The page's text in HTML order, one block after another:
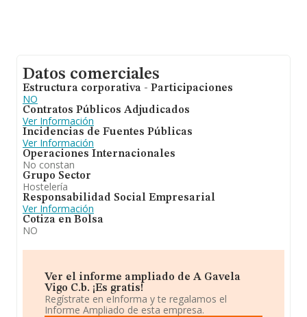
Datos comerciales
Estructura corporativa - Participaciones
NO
Contratos Públicos Adjudicados
Ver Información
Incidencias de Fuentes Públicas
Ver Información
Operaciones Internacionales
No constan
Grupo Sector
Hostelería
Responsabilidad Social Empresarial
Ver Información
Cotiza en Bolsa
NO
Ver el informe ampliado de A Gavela
Vigo C.b. ¡Es gratis!
Regístrate en eInforma y te regalamos el
Informe Ampliado de esta empresa.